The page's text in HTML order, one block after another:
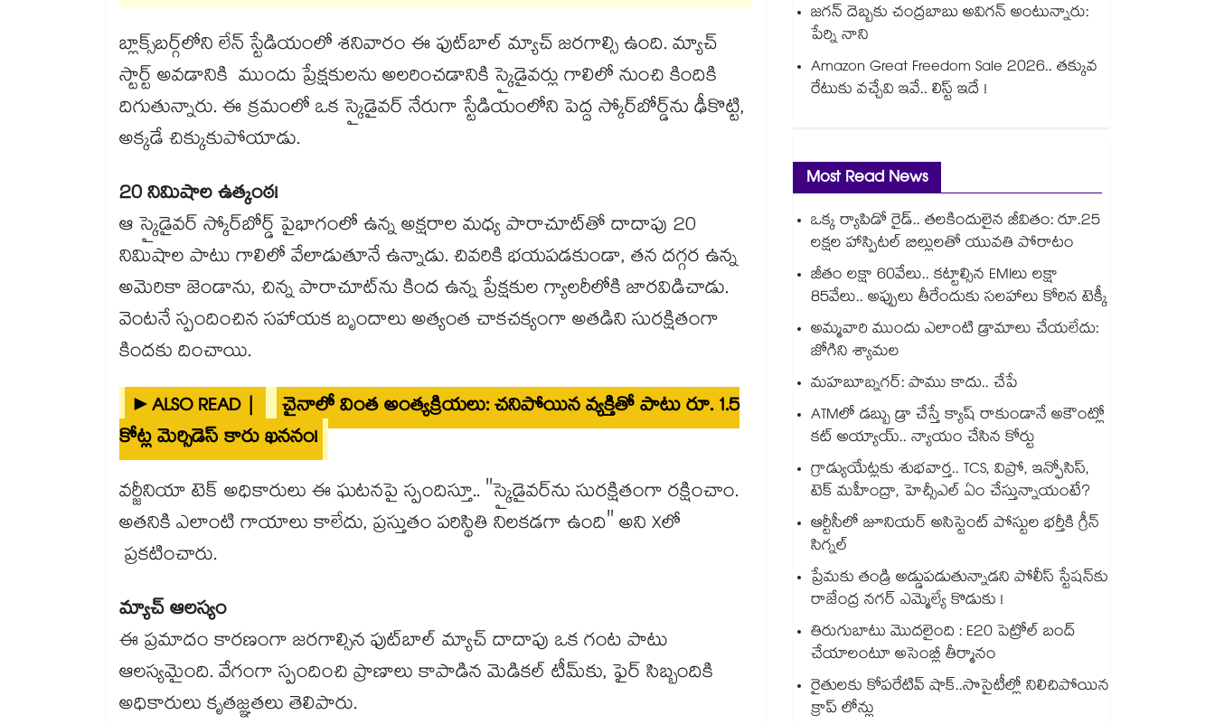
బ్లాక్స్‌బర్గ్‌లోని లేన్ స్టేడియంలో శనివారం ఈ ఫుట్‌బాల్ మ్యాచ్ జరగాల్సి ఉంది. మ్యాచ్
స్టార్ట్ అవడానికి ముందు ప్రేక్షకులను అలరించడానికి స్కైడైవర్లు గాలిలో నుంచి కిందికి
దిగుతున్నారు. ఈ క్రమంలో ఒక స్కైడైవర్ నేరుగా స్టేడియంలోని పెద్ద స్కోర్‌బోర్డ్‌ను ఢీకొట్టి,
అక్కడే చిక్కుకుపోయాడు.
20 నిమిషాల ఉత్కంఠ!
ఆ స్కైడైవర్ స్కోర్‌బోర్డ్ పైభాగంలో ఉన్న అక్షరాల మధ్య పారాచూట్‌తో దాదాపు 20
నిమిషాల పాటు గాలిలో వేలాడుతూనే ఉన్నాడు. చివరికి భయపడకుండా, తన దగ్గర ఉన్న
అమెరికా జెండాను, చిన్న పారాచూట్‌ను కింద ఉన్న ప్రేక్షకుల గ్యాలరీలోకి జారవిడిచాడు.
వెంటనే స్పందించిన సహాయక బృందాలు అత్యంత చాకచక్యంగా అతడిని సురక్షితంగా
కిందకు దించాయి.
►ALSO READ |
చైనాలో వింత అంత్యక్రియలు: చనిపోయిన వ్యక్తితో పాటు రూ. 1.5
కోట్ల మెర్సిడెస్ కారు ఖననం!
వర్జీనియా టెక్ అధికారులు ఈ ఘటనపై స్పందిస్తూ.. "స్కైడైవర్‌ను సురక్షితంగా రక్షించాం.
అతనికి ఎలాంటి గాయాలు కాలేదు, ప్రస్తుతం పరిస్థితి నిలకడగా ఉంది" అని Xలో
ప్రకటించారు.
మ్యాచ్ ఆలస్యం
ఈ ప్రమాదం కారణంగా జరగాల్సిన ఫుట్‌బాల్ మ్యాచ్ దాదాపు ఒక గంట పాటు
ఆలస్యమైంది. వేగంగా స్పందించి ప్రాణాలు కాపాడిన మెడికల్ టీమ్‌కు, ఫైర్ సిబ్బందికి
అధికారులు కృతజ్ఞతలు తెలిపారు.
జగన్ దెబ్బకు చంద్రబాబు అవిగన్ అంటున్నారు:
పేర్ని నాని
Amazon Great Freedom Sale 2026.. తక్కువ
రేటుకు వచ్చేవి ఇవే.. లిస్ట్ ఇదే !
Most Read News
ఒక్క ర్యాపిడో రైడ్.. తలకిందులైన జీవితం: రూ.25
లక్షల హాస్పిటల్ బిల్లులతో యువతి పోరాటం
జీతం లక్షా 60వేలు.. కట్టాల్సిన EMIలు లక్షా
85వేలు.. అప్పులు తీరేందుకు సలహాలు కోరిన టెక్కీ
అమ్మవారి ముందు ఎలాంటి డ్రామాలు చేయలేదు:
జోగిని శ్యామల
మహబూబ్నగర్: పాము కాదు.. చేపే
ATMలో డబ్బు డ్రా చేస్తే క్యాష్ రాకుండానే అకౌంట్లో
కట్ అయ్యాయ్.. న్యాయం చేసిన కోర్టు
గ్రాడ్యుయేట్లకు శుభవార్త.. TCS, విప్రో, ఇన్ఫోసిస్,
టెక్ మహీంద్రా, హెచ్సీఎల్ ఏం చేస్తున్నాయంటే?
ఆర్టీసీలో జూనియర్ అసిస్టెంట్‌‌ పోస్టుల భర్తీకి గ్రీన్‌‌
సిగ్నల్
ప్రేమకు తండ్రి అడ్డుపడుతున్నాడని పోలీస్ స్టేషన్⁪కు
రాజేంద్ర నగర్ ఎమ్మెల్యే కొడుకు !
తిరుగుబాటు మొదలైంది : E20 పెట్రోల్ బంద్
చేయాలంటూ అసెంబ్లీ తీర్మానం
రైతులకు కోపరేటివ్ షాక్..సొసైటీల్లో నిలిచిపోయిన
క్రాప్ లోన్లు